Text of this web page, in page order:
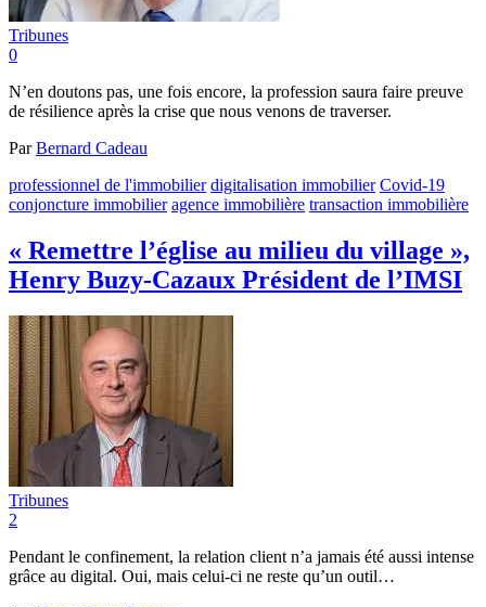
Tribunes
0
N’en doutons pas, une fois encore, la profession saura faire preuve
de résilience après la crise que nous venons de traverser.
ParBernard Cadeau
professionnel de l'immobilier digitalisation immobilier Covid-19
conjoncture immobilier agence immobilière transaction immobilière
« Remettre l’église au milieu du village »,
Henry Buzy-Cazaux Président de l’IMSI
Tribunes
2
Pendant le confinement, la relation client n’a jamais été aussi intense
grâce au digital. Oui, mais celui-ci ne reste qu’un outil…